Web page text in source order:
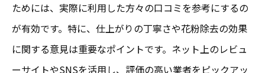
ためには、実際に利用した方々の口コミを参考にするの
が有効です。特に、仕上がりの丁寧さや花粉除去の効果
に関する意見は重要なポイントです。ネット上のレビュ
ーサイトやSNSを活用し、評価の高い業者をピックアッ